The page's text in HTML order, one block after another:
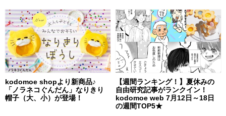
kodomoe shopより新商品♪
「ノラネコぐんだん」なりきり
帽子（大、小）が登場！
【週間ランキング！】夏休みの
自由研究記事がランクイン！
kodomoe web 7月12日～18日
の週間TOP5★